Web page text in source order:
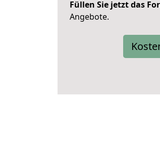
Füllen Sie jetzt das
Angebote.